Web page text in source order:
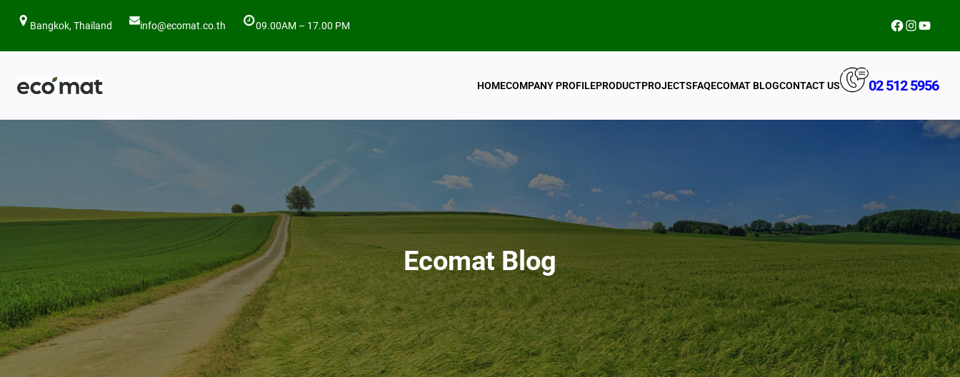
ยัง
Bangkok, Thailand info@ecomat.co.th 09.00AM – 17.00 PM Facebook
Instagram
HOMECOMPANY PROFILEPRODUCTPROJECTSFAQECOMAT BLOGCONTACT US 02 512 5956
Ecomat Blog